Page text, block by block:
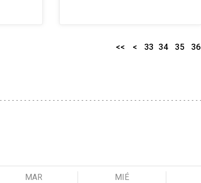
<< < 33 34 35 36
MAR MIÉ